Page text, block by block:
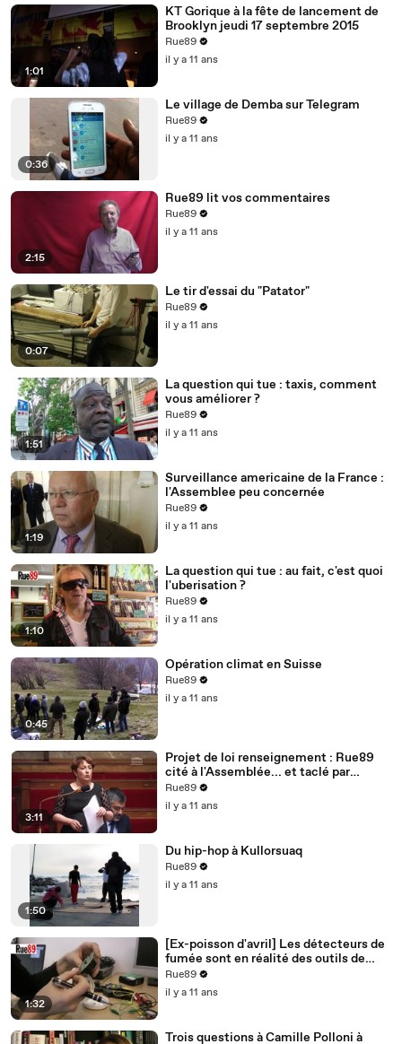
1:01
KT Gorique à la fête de lancement de
Brooklyn jeudi 17 septembre 2015
Rue89
il y a 11 ans
0:36
Le village de Demba sur Telegram
Rue89
il y a 11 ans
2:15
Rue89 lit vos commentaires
Rue89
il y a 11 ans
0:07
Le tir d'essai du "Patator"
Rue89
il y a 11 ans
1:51
La question qui tue : taxis, comment
vous améliorer ?
Rue89
il y a 11 ans
1:19
Surveillance americaine de la France :
l'Assemblee peu concernée
Rue89
il y a 11 ans
1:10
La question qui tue : au fait, c'est quoi
l'uberisation ?
Rue89
il y a 11 ans
0:45
Opération climat en Suisse
Rue89
il y a 11 ans
3:11
Projet de loi renseignement : Rue89
cité à l'Assemblée... et taclé par
Bernard Cazeneuve
Rue89
il y a 11 ans
1:50
Du hip-hop à Kullorsuaq
Rue89
il y a 11 ans
1:32
[Ex-poisson d'avril] Les détecteurs de
fumée sont en réalité des outils de
surveillance
Rue89
il y a 11 ans
Trois questions à Camille Polloni à